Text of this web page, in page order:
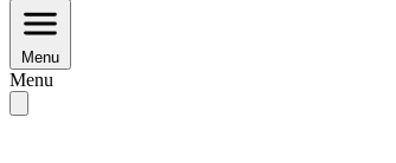
Menu
Menu